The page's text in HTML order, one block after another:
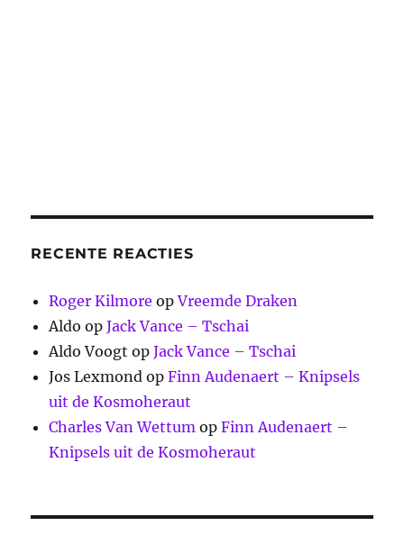
RECENTE REACTIES
Roger Kilmore opVreemde Draken
Aldo opJack Vance – Tschai
Aldo Voogt opJack Vance – Tschai
Jos Lexmond opFinn Audenaert – Knipsels
uit de Kosmoheraut
Charles Van Wettum opFinn Audenaert –
Knipsels uit de Kosmoheraut